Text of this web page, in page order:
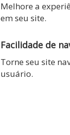
Melhore a
em seu site.
Facilidade de
Torne seu site
usuário.